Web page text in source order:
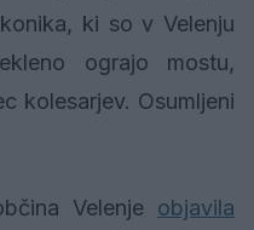
ki so v Velenju
ograjo mostu,
kolesarjev. Osumljeni
Velenje objavila